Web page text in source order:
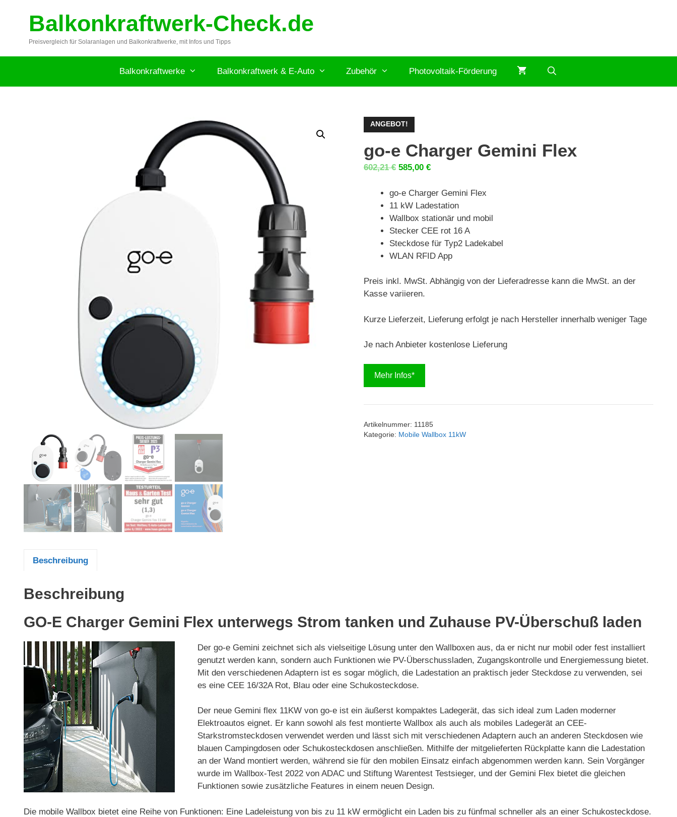
springenBalkonkraftwerk-Check.de
Preisvergleich für Solaranlagen und Balkonkraftwerke, mit Infos und Tipps
Balkonkraftwerke Balkonkraftwerk & E-Auto Zubehör Photovoltaik-Förderung
ANGEBOT!
go-e Charger Gemini Flex
602,21€ Ursprünglicher
war:
602,21 €
585,00 €Aktueller
ist:
585,00 €.
go-e Charger Gemini Flex
11 kW Ladestation
Wallbox stationär und mobil
Stecker CEE rot 16 A
Steckdose für Typ2 Ladekabel
WLAN RFID App
Preis inkl. MwSt. Abhängig von der Lieferadresse kann die MwSt. an der
Kasse variieren.
Kurze Lieferzeit, Lieferung erfolgt je nach Hersteller innerhalb weniger Tage
Je nach Anbieter kostenlose Lieferung
Mehr Infos*
Artikelnummer: 11185
Kategorie: Mobile Wallbox 11kW
Beschreibung
Beschreibung
GO-E Charger Gemini Flex unterwegs Strom tanken und Zuhause PV-Überschuß laden
Der go-e Gemini zeichnet sich als vielseitige Lösung unter den Wallboxen aus, da er nicht nur mobil oder fest installiert
genutzt werden kann, sondern auch Funktionen wie PV-Überschussladen, Zugangskontrolle und Energiemessung bietet.
Mit den verschiedenen Adaptern ist es sogar möglich, die Ladestation an praktisch jeder Steckdose zu verwenden, sei
es eine CEE 16/32A Rot, Blau oder eine Schukosteckdose.
Der neue Gemini flex 11KW von go-e ist ein äußerst kompaktes Ladegerät, das sich ideal zum Laden moderner
Elektroautos eignet. Er kann sowohl als fest montierte Wallbox als auch als mobiles Ladegerät an CEE-
Starkstromsteckdosen verwendet werden und lässt sich mit verschiedenen Adaptern auch an anderen Steckdosen wie
blauen Campingdosen oder Schukosteckdosen anschließen. Mithilfe der mitgelieferten Rückplatte kann die Ladestation
an der Wand montiert werden, während sie für den mobilen Einsatz einfach abgenommen werden kann. Sein Vorgänger
wurde im Wallbox-Test 2022 von ADAC und Stiftung Warentest Testsieger, und der Gemini Flex bietet die gleichen
Funktionen sowie zusätzliche Features in einem neuen Design.
Die mobile Wallbox bietet eine Reihe von Funktionen: Eine Ladeleistung von bis zu 11 kW ermöglicht ein Laden bis zu fünfmal schneller als an einer Schukosteckdose.